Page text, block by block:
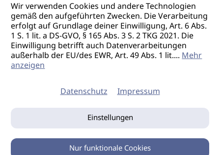
Wir verwenden Cookies und andere Technologien
gemäß den aufgeführten Zwecken. Die Verarbeitung
erfolgt auf Grundlage deiner Einwilligung, Art. 6 Abs.
1 S. 1 lit. a DS-GVO, § 165 Abs. 3 S. 2 TKG 2021. Die
Einwilligung betrifft auch Datenverarbeitungen
außerhalb der EU/des EWR, Art. 49 Abs. 1 lit....Mehr
anzeigen
Datenschutz Impressum
Einstellungen
Nur funktionale Cookies